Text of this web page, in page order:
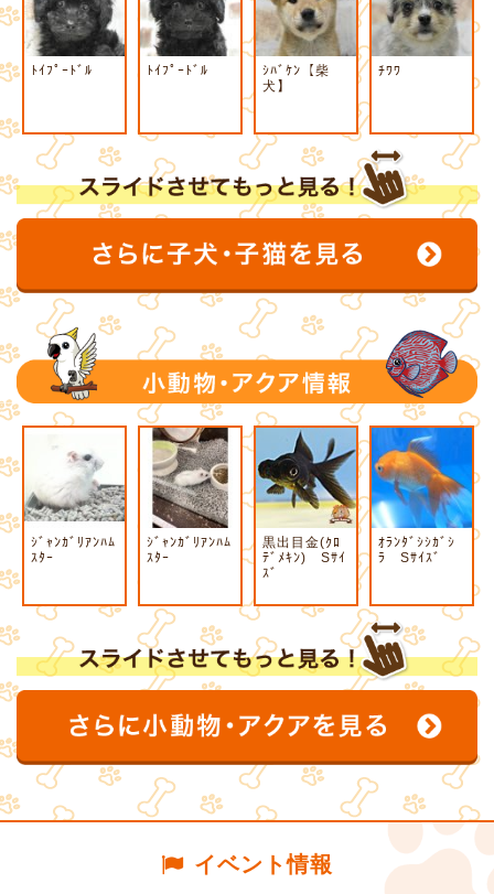
ﾄｲﾌﾟｰﾄﾞﾙ ﾄｲﾌﾟｰﾄﾞﾙ
ｼﾊﾞｹﾝ【柴
犬】
ﾁﾜﾜ
ｼﾞｬﾝｶﾞﾘｱﾝﾊﾑ
ｽﾀｰ
ｼﾞｬﾝｶﾞﾘｱﾝﾊﾑ
ｽﾀｰ
黒出目金(ｸﾛ
ﾃﾞﾒｷﾝ) Sｻｲ
ｽﾞ
ｵﾗﾝﾀﾞｼｼｶﾞｼ
ﾗ Sｻｲｽﾞ
イベント情報